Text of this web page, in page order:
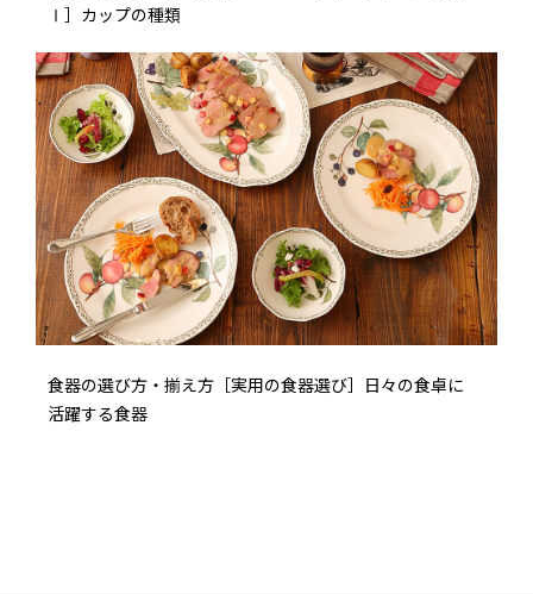
Ⅰ］カップの種類
食器の選び方・揃え方［実用の食器選び］日々の食卓に
活躍する食器